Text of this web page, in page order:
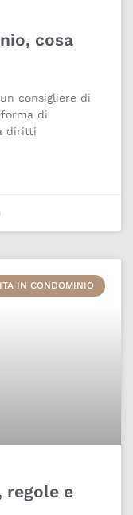
cosa
consigliere di
di
diritti
IN CONDOMINIO
regole e